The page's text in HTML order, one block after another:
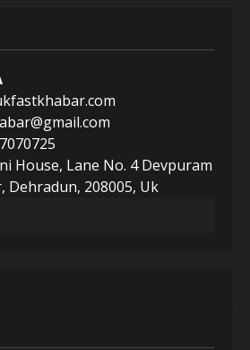
House, Lane No. 4 Devpuram
Dehradun, 208005, Uk